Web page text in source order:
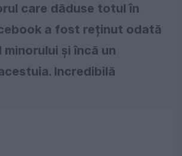
care dăduse totul în
a fost reținut odată
și încă un
Incredibilă